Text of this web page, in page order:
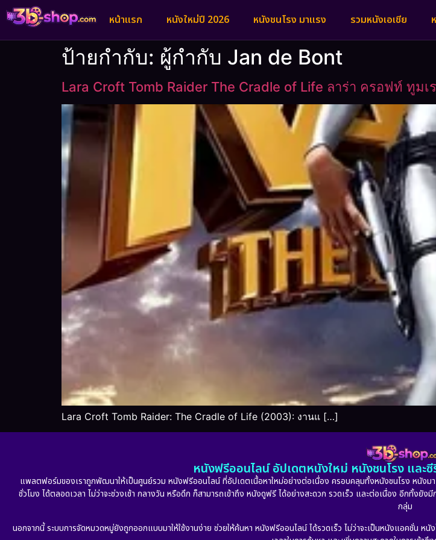
หน้าแรก หนังใหม่ปี 2026 หนังชนโรง มาแรง รวมหนังเอเชีย
ป้ายกำกับ: ผู้กำกับ Jan de Bont
Lara Croft Tomb Raider The Cradle of Life ลาร่า ครอฟท์ ทูม
Lara Croft Tomb Raider: The Cradle of Life (2003): งานแ […]
หนังฟรีออนไลน์ อัปเดตหนังใหม่ หนังชนโรง และ
แพลตฟอร์มของเราถูกพัฒนาให้เป็นศูนย์รวม หนังฟรีออนไลน์ ที่อัปเดตเนื้อหาใหม่อย่างต่อเนื่อง ครอบคลุมทั้งหนังชนโรง หนัง
ชั่วโมง ได้ตลอดเวลา ไม่ว่าจะช่วงเช้า กลางวัน หรือดึก ก็สามารถเข้าถึง หนังดูฟรี ได้อย่างสะดวก รวดเร็ว และต่อเนื่อง อีกทั้ง
กลุ่ม
นอกจากนี้ ระบบการจัดหมวดหมู่ยังถูกออกแบบมาให้ใช้งานง่าย ช่วยให้ค้นหา หนังฟรีออนไลน์ ได้รวดเร็ว ไม่ว่าจะเป็นหนังแอคชั่